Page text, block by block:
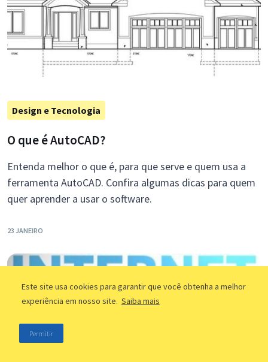
Este site usa cookies para garantir que você obtenha a melhor
experiência em nosso site. Saiba mais
Permitir
Design e Tecnologia
O que é AutoCAD?
Entenda melhor o que é, para que serve e quem usa a
ferramenta AutoCAD. Confira algumas dicas para quem
quer aprender a usar o software.
23 JANEIRO